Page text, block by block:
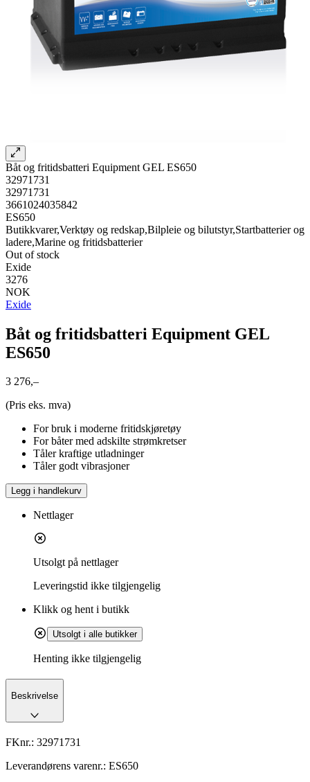
Båt og fritidsbatteri Equipment GEL ES650
32971731
32971731
3661024035842
ES650
Butikkvarer,Verktøy og redskap,Bilpleie og bilutstyr,Startbatterier og
ladere,Marine og fritidsbatterier
Out of stock
Exide
3276
NOK
Exide
Båt og fritidsbatteri Equipment GEL
ES650
3 276,–
(Pris eks. mva)
For bruk i moderne fritidskjøretøy
For båter med adskilte strømkretser
Tåler kraftige utladninger
Tåler godt vibrasjoner
Legg i handlekurv
Nettlager
Utsolgt på nettlager
Leveringstid ikke tilgjengelig
Klikk og hent i butikk
Utsolgt i alle butikker
Henting ikke tilgjengelig
Beskrivelse
FKnr.: 32971731
Leverandørens varenr.: ES650